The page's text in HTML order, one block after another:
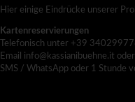
Hier einige Eindrücke unserer
Kartenreservierungen
Telefonisch unter +39
Email info@kassianibuehne.it oder
SMS / WhatsApp oder 1 Stunde